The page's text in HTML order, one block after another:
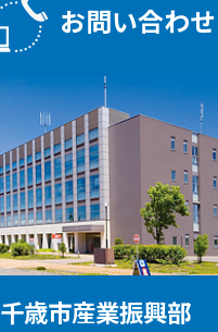
お問い合わせ
千歳市産業振興部